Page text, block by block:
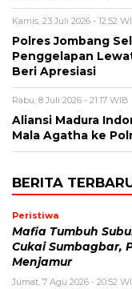
Kamis, 23 Juli 2026 - 12:52
Polres Jombang
Penggelapan
Beri Apresiasi
Rabu, 8 Juli 2026 - 21:17 WIB
Aliansi Madura
Mala Agatha ke
BERITA
Peristiwa
Mafia Tumbuh
Cukai Sumbagbar,
Menjamur
Jumat, 7 Agu 2026 - 20:52